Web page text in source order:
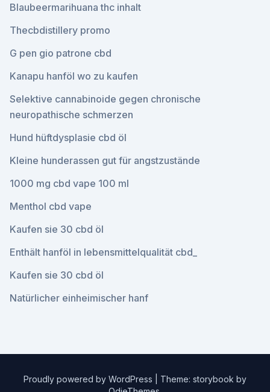
Blaubeermarihuana thc inhalt
Thecbdistillery promo
G pen gio patrone cbd
Kanapu hanföl wo zu kaufen
Selektive cannabinoide gegen chronische
neuropathische schmerzen
Hund hüftdysplasie cbd öl
Kleine hunderassen gut für angstzustände
1000 mg cbd vape 100 ml
Menthol cbd vape
Kaufen sie 30 cbd öl
Enthält hanföl in lebensmittelqualität cbd_
Kaufen sie 30 cbd öl
Natürlicher einheimischer hanf
Proudly powered by WordPress
Theme: storybook by